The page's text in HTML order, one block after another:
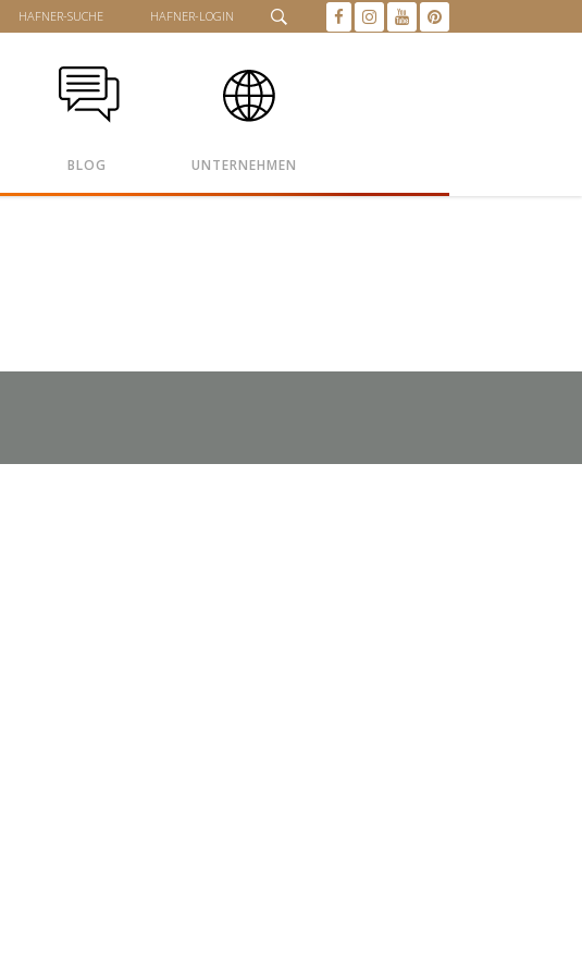
HAFNER-SUCHE HAFNER-LOGIN
BLOG UNTERNEHMEN